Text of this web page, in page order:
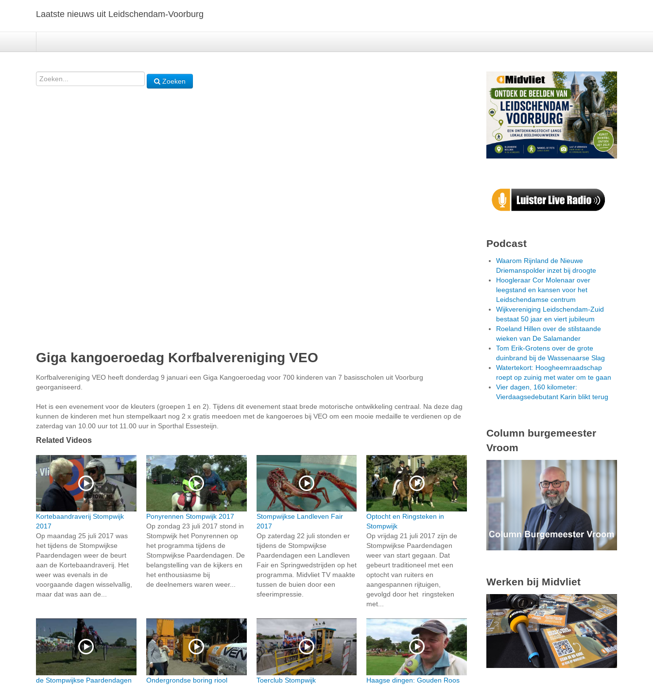
Laatste nieuws uit Leidschendam-Voorburg
Zoeken
Giga kangoeroedag Korfbalvereniging VEO
Korfbalvereniging VEO heeft donderdag 9 januari een Giga Kangoeroedag voor 700 kinderen van 7 basisscholen uit Voorburg
georganiseerd.
Het is een evenement voor de kleuters (groepen 1 en 2). Tijdens dit evenement staat brede motorische ontwikkeling centraal. Na deze dag
kunnen de kinderen met hun stempelkaart nog 2 x gratis meedoen met de kangoeroes bij VEO om een mooie medaille te verdienen op de
zaterdag van 10.00 uur tot 11.00 uur in Sporthal Essesteijn.
Related Videos
Kortebaandraverij Stompwijk
2017
Op maandag 25 juli 2017 was
het tijdens de Stompwijkse
Paardendagen weer de beurt
aan de Kortebaandraverij. Het
weer was evenals in de
voorgaande dagen wisselvallig,
maar dat was aan de...
Ponyrennen Stompwijk 2017
Op zondag 23 juli 2017 stond in
Stompwijk het Ponyrennen op
het programma tijdens de
Stompwijkse Paardendagen. De
belangstelling van de kijkers en
het enthousiasme bij
de deelnemers waren weer...
Stompwijkse Landleven Fair
2017
Op zaterdag 22 juli stonden er
tijdens de Stompwijkse
Paardendagen een Landleven
Fair en Springwedstrijden op het
programma. Midvliet TV maakte
tussen de buien door een
sfeerimpressie.
Optocht en Ringsteken in
Stompwijk
Op vrijdag 21 juli 2017 zijn de
Stompwijkse Paardendagen
weer van start gegaan. Dat
gebeurt traditioneel met een
optocht van ruiters en
aangespannen rijtuigen,
gevolgd door het ringsteken
met...
de Stompwijkse Paardendagen
Ondergrondse boring riool
Toerclub Stompwijk
Haagse dingen: Gouden Roos
Podcast
Waarom Rijnland de Nieuwe
Driemanspolder inzet bij droogte
Hoogleraar Cor Molenaar over
leegstand en kansen voor het
Leidschendamse centrum
Wijkvereniging Leidschendam-Zuid
bestaat 50 jaar en viert jubileum
Roeland Hillen over de stilstaande
wieken van De Salamander
Tom Erik-Grotens over de grote
duinbrand bij de Wassenaarse Slag
Watertekort: Hoogheemraadschap
roept op zuinig met water om te gaan
Vier dagen, 160 kilometer:
Vierdaagsedebutant Karin blikt terug
Column burgemeester
Vroom
Werken bij Midvliet